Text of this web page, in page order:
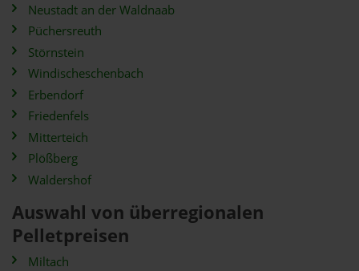
Neustadt an der Waldnaab
Püchersreuth
Störnstein
Windischeschenbach
Erbendorf
Friedenfels
Mitterteich
Plößberg
Waldershof
Auswahl von überregionalen
Pelletpreisen
Miltach